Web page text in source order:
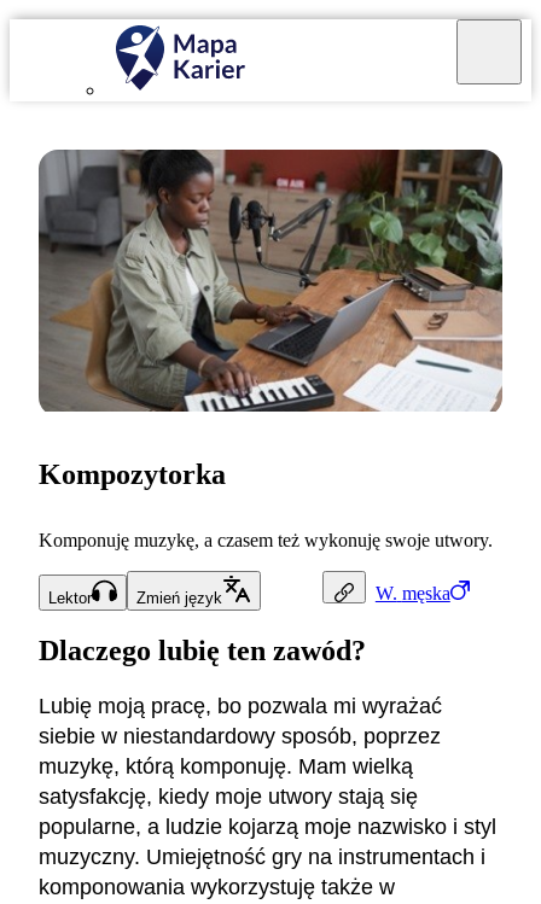
W. męska
Kompozytorka
Komponuję muzykę, a czasem też wykonuję swoje utwory.
Lektor Zmień język
Dlaczego lubię ten zawód?
Lubię moją pracę, bo pozwala mi wyrażać
siebie w niestandardowy sposób, poprzez
muzykę, którą komponuję. Mam wielką
satysfakcję, kiedy moje utwory stają się
popularne, a ludzie kojarzą moje nazwisko i styl
muzyczny. Umiejętność gry na instrumentach i
komponowania wykorzystuję także w